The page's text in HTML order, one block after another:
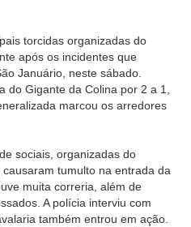
torcidas organizadas do
após os incidentes que
Januário, neste sábado.
do Gigante da Colina por 2 a 1,
marcou os arredores
sociais, organizadas do
tumulto na entrada da
muita correria, além de
A polícia interviu com
também entrou em ação.